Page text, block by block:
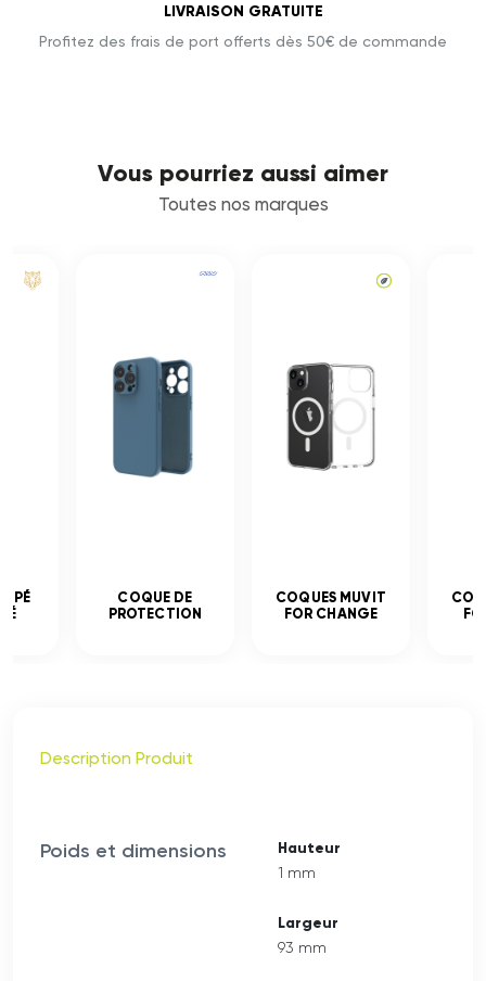
LIVRAISON GRATUITE
Profitez des frais de port offerts dès 50€ de commande
Vous pourriez aussi aimer
Toutes nos marques
COQUE DE
PROTECTION
COQUES MUVIT
FOR CHANGE
Description Produit
Poids et dimensions Hauteur
1 mm
Largeur
93 mm